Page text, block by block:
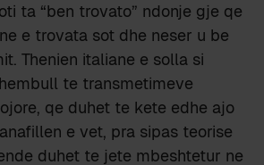
ta “ben trovato” ndonje gje qe
e trovata sot dhe neser u be
Thenien italiane e solla si
te transmetimeve
qe duhet te kete edhe ajo
e vet, pra sipas teorise
duhet te jete mbeshtetur ne